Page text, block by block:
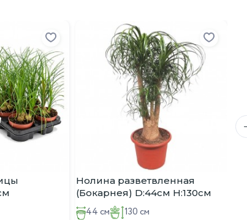
Нолина разветвленная
(Бокарнея) D:44см H:130см
44 см 130 см